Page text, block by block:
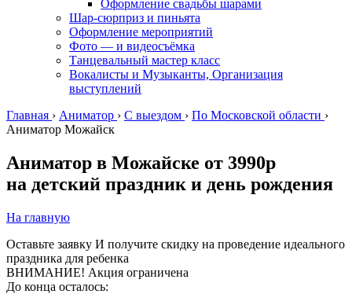
Оформление свадьбы шарами
Шар-сюрприз и пиньята
Оформление мероприятий
Фото — и видеосъёмка
Танцевальный мастер класс
Вокалисты и Музыканты, Организация
выступлений
Главная › Аниматор › С выездом › По Московской области ›
Аниматор Можайск
Аниматор в Можайске от 3990р
на детский праздник и день рождения
На главную
Оставьте заявку И получите скидку на проведение идеального
праздника для ребенка
ВНИМАНИЕ! Акция ограничена
До конца осталось: